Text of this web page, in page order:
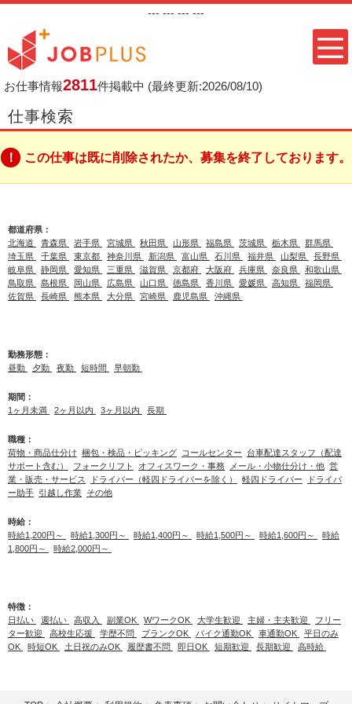
--- --- --- ---
お仕事情報2811件掲載中 (最終更新:2026/08/10)
仕事検索
この仕事は既に削除されたか、募集を終了しております。
都道府県：
北海道
青森県 岩手県 宮城県 秋田県 山形県 福島県 茨城県 栃木県
群馬県
埼玉県
千葉県 東京都 神奈川県 新潟県 富山県 石川県 福井県 山梨県
長野県
岐阜県
静岡県 愛知県 三重県 滋賀県 京都府 大阪府 兵庫県 奈良県
和歌山県
鳥取県
島根県 岡山県 広島県 山口県 徳島県 香川県 愛媛県 高知県
福岡県
佐賀県
長崎県 熊本県 大分県 宮崎県 鹿児島県 沖縄県
勤務形態：
昼勤
夕勤 夜勤 短時間 早朝勤
期間：
1ヶ月未満
2ヶ月以内 3ヶ月以内 長期
職種：
荷物・商品仕分け 梱包・検品・ピッキング コールセンター
台車配達スタッフ（配達
サポート含む）
フォークリフト オフィスワーク・事務 メール・小物仕分け・他 営
業・販売・サービス
ドライバー（軽四ドライバーを除く） 軽四ドライバー
ドライバ
ー助手 引越し作業 その他
時給：
時給1,200円～
時給1,300円～ 時給1,400円～ 時給1,500円～ 時給1,600円～
時給
1,800円～
時給2,000円～
特徴：
日払い
週払い 高収入 副業OK WワークOK 大学生歓迎 主婦・主夫歓迎
フリー
ター歓迎
高校生応援 学歴不問 ブランクOK バイク通勤OK 車通勤OK
平日のみ
OK
時短OK 土日祝のみOK 履歴書不問 即日OK 短期歓迎 長期歓迎 高時給